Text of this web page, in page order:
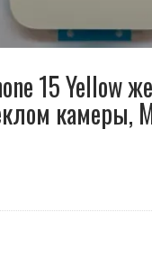
15 Yellow
камеры,